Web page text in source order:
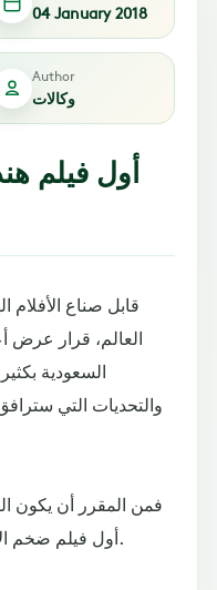
04 January 2018
Author
وكالات
أول فيلم
قابل صناع الأفلام
العالم، قرار عرض
السعودية
والتحديات التي
أول فيلم ضخم الإنتاج، يعرض في السوق السعودي.